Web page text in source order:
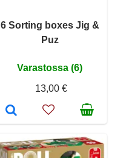
6 Sorting boxes Jig &
Puz
Varastossa (6)
13,00 €